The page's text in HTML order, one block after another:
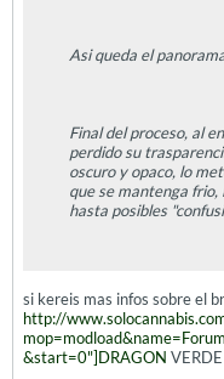
Asi queda el
Final del proceso, al
perdido su
oscuro y opaco, lo
que se mantenga frio,
hasta posibles
si kereis mas infos sobre el
http://
&start=0"]DRAGON